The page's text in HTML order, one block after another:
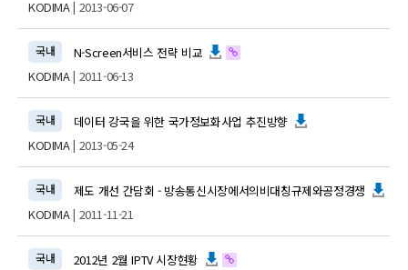
KODIMA| 2013-06-07
국내
N-Screen서비스 전략 비교
KODIMA| 2011-06-13
국내
데이터 강국을 위한 국가정보화사업 추진방향
KODIMA| 2013-05-24
국내
제도 개선 간담회 - 방송통신시장에서의비대칭규제와공정경쟁
KODIMA| 2011-11-21
국내
2012년 2월 IPTV 시장현황